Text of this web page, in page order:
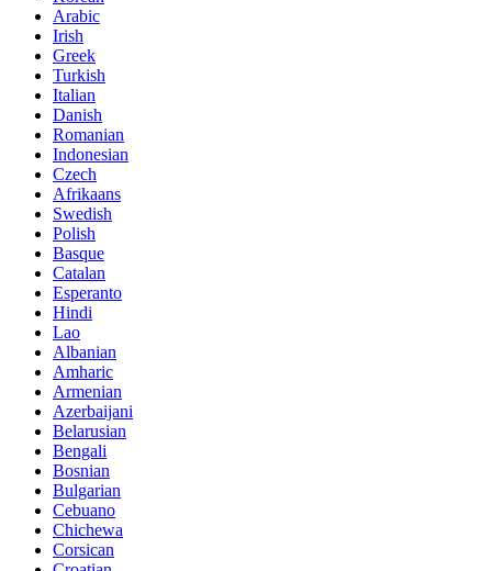
Arabic
Irish
Greek
Turkish
Italian
Danish
Romanian
Indonesian
Czech
Afrikaans
Swedish
Polish
Basque
Catalan
Esperanto
Hindi
Lao
Albanian
Amharic
Armenian
Azerbaijani
Belarusian
Bengali
Bosnian
Bulgarian
Cebuano
Chichewa
Corsican